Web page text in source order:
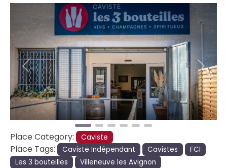
Previous Next
Place Category: Caviste
Place Tags: Caviste Indépendant Cavistes
FCI
Les 3 bouteilles
Villeneuve les Avignon